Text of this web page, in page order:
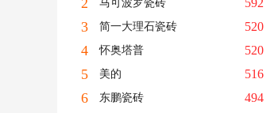
2 马可波罗瓷砖 592
3 简一大理石瓷砖 520
4 怀奥塔普 520
5 美的 516
6 东鹏瓷砖 494